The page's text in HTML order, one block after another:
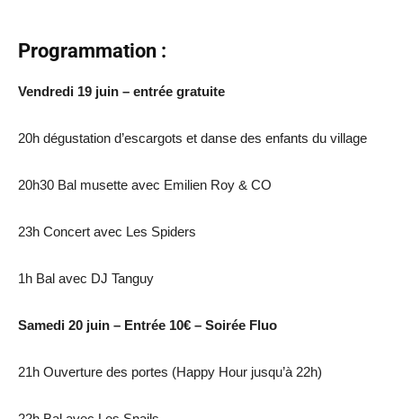
Programmation :
Vendredi 19 juin – entrée gratuite
20h dégustation d’escargots et danse des enfants du village
20h30 Bal musette avec Emilien Roy & CO
23h Concert avec Les Spiders
1h Bal avec DJ Tanguy
Samedi 20 juin – Entrée 10€ – Soirée Fluo
21h Ouverture des portes (Happy Hour jusqu’à 22h)